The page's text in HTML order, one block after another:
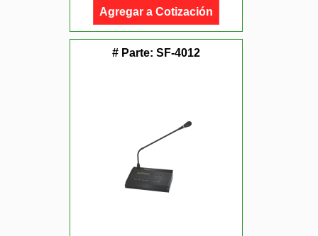
Agregar a Cotización
# Parte: SF-4012